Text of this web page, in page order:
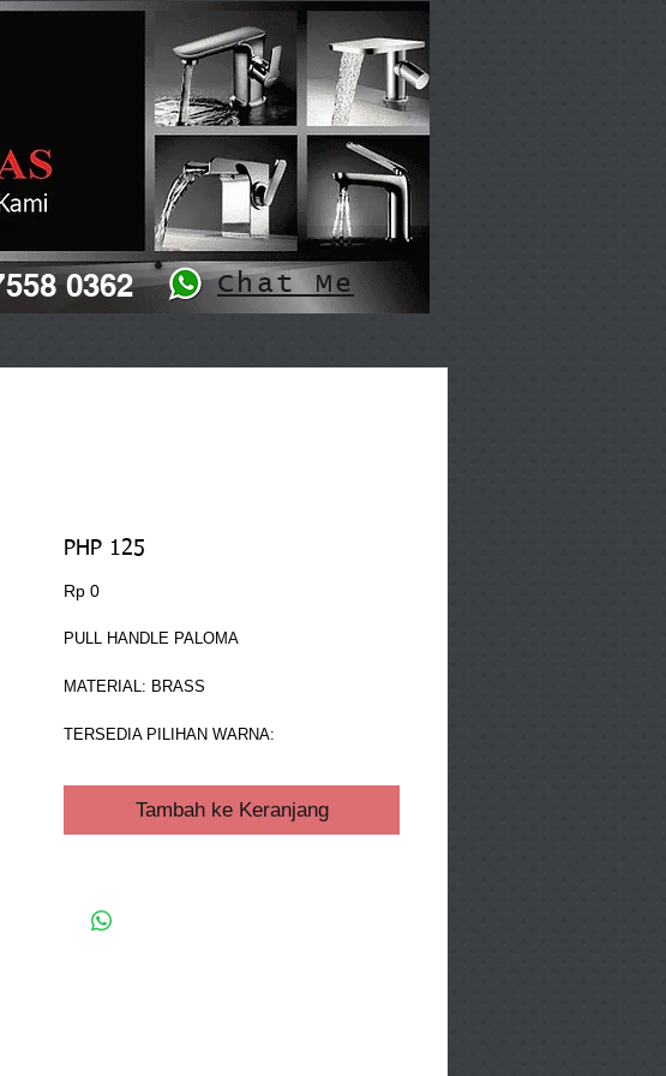
0362 Chat Me
PHP 125
Rp 0Harga
PULL HANDLE PALOMA
MATERIAL: BRASS
TERSEDIA PILIHAN WARNA:
Tambah ke Keranjang